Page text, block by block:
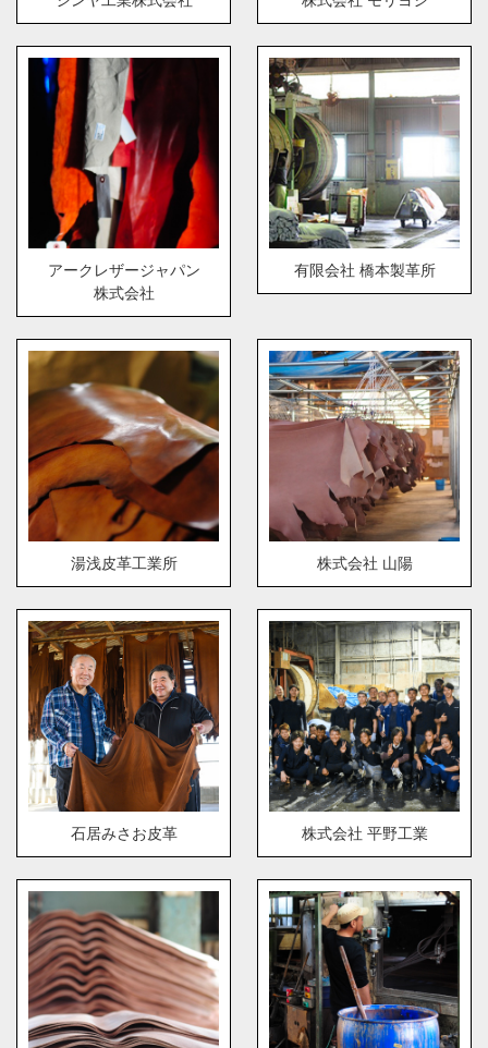
アークレザージャパン
株式会社
有限会社 橋本製革所
湯浅皮革工業所 株式会社 山陽
石居みさお皮革 株式会社 平野工業